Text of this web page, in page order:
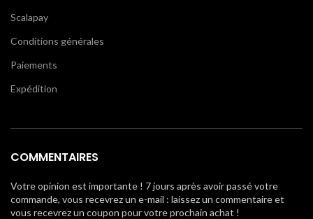
Scalapay
Conditions générales
Paiements
Expédition
COMMENTAIRES
Votre opinion est importante ! 7 jours après avoir passé votre
commande, vous recevrez un e-mail : laissez un commentaire et
vous recevrez un coupon pour votre prochain achat !